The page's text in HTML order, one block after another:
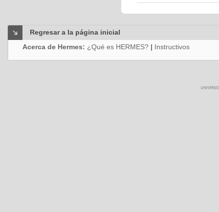
Regresar a la página inicial
Acerca de Hermes: ¿Qué es HERMES? | Instructivos